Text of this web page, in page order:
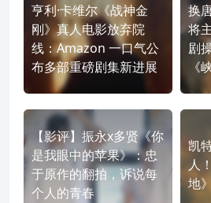
亨利·卡维尔《战神金
刚》真人电影放弃院
线：Amazon 一口气公
布多部重磅剧集新进展
换
将
剧
《
【影评】振永x多贤《你
是我眼中的苹果》：忠
于原作的翻拍，诉说每
个人的青春
凯
人
地